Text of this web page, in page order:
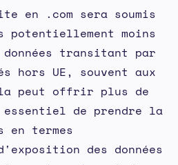
en .com sera soumis
moins
transitant par
hors UE, souvent aux
peut offrir plus de
de prendre la
en termes
des données